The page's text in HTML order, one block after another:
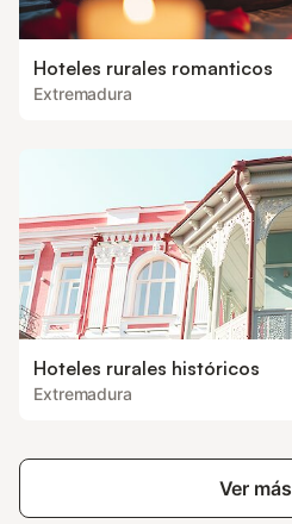
Hoteles rurales romanticos
Extremadura
Hoteles rurales históricos
Extremadura
Ver más